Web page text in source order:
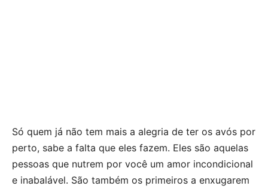
Só quem já não tem mais a alegria de ter os avós por
perto, sabe a falta que eles fazem. Eles são aquelas
pessoas que nutrem por você um amor incondicional
e inabalável. São também os primeiros a enxugarem